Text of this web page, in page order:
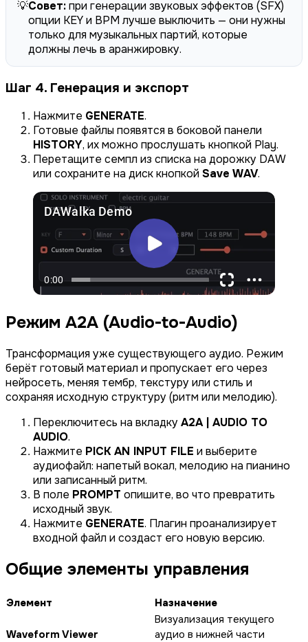
💡Совет:при генерации звуковых эффектов (SFX)
опции KEY и BPM лучше выключить — они нужны
только для музыкальных партий, которые
должны лечь в аранжировку.
Шаг 4. Генерация и экспорт
Нажмите GENERATE.
Готовые файлы появятся в боковой панели
HISTORY, их можно прослушать кнопкой Play.
Перетащите семпл из списка на дорожку DAW
или сохраните на диск кнопкой Save WAV.
Режим A2A (Audio-to-Audio)
Трансформация уже существующего аудио. Режим
берёт готовый материал и пропускает его через
нейросеть, меняя тембр, текстуру или стиль и
сохраняя исходную структуру (ритм или мелодию).
Переключитесь на вкладку A2A | AUDIO TO
AUDIO.
Нажмите PICK AN INPUT FILE и выберите
аудиофайл: напетый вокал, мелодию на пианино
или записанный ритм.
В поле PROMPT опишите, во что превратить
исходный звук.
Нажмите GENERATE. Плагин проанализирует
входной файл и создаст его новую версию.
Общие элементы управления
Элемент Назначение
Waveform Viewer
Визуализация текущего
аудио в нижней части